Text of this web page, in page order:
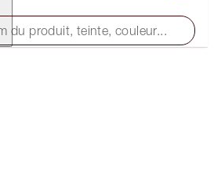
du produit, teinte, couleur...